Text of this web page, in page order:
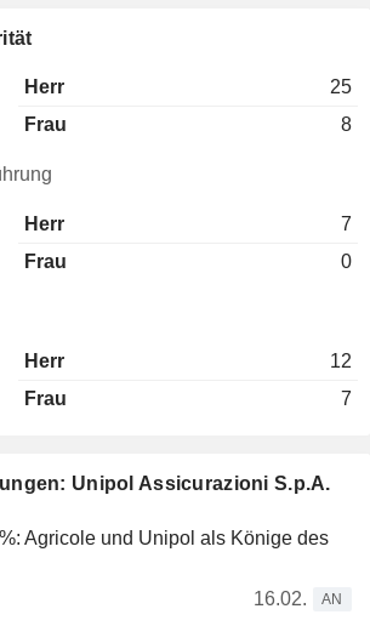
Unipol Assicurazioni S.p.A.
Agricole und Unipol als Könige des
16.02.
AN
Herr
25
Frau
8
Herr
7
Frau
0
Herr
12
Frau
7